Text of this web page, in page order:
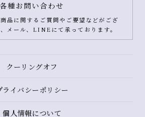
各種お問い合わせ
品に関するご質問やご要望などがござ
メール、LINEにて承っております。
クーリングオフ
ライバシーポリシー
個人情報について